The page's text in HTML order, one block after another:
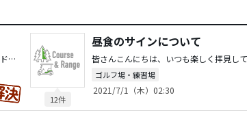
最近中古でタイトリストのクラブを2本購入したのですが、どちらのヘッドカバーも劣化していて合皮？の部分が剥がれています。タイトリストのクラブは初めて購入しましたが、今まで買った中古クラブはそこまでボロボロのは無かった気がします。 質問としては、たまたま状態が悪かっただけなのか？それとも、タイトリストのヘッドカバーは劣化しやすいとかあるのか？です。 ちなみに購入したクラブは、FW 915Fと、UT TS2で、915の方は全体的にボロボロ、TS2は入口付近がボロい感じです。よろしくお願いします。
12件
昼食のサインについて
ゴルフ場・練習場
2021/7/1（木）02:30